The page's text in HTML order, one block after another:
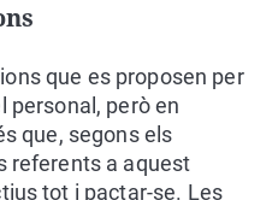
que es proposen per
personal, però en
que, segons els
referents a aquest
tot i pactar-se. Les